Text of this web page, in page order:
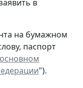
в
на бумажном
паспорт
").